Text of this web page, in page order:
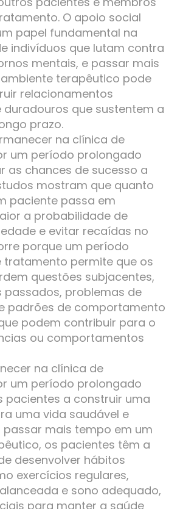
O apoio social
papel fundamental na
indivíduos que lutam contra
mentais, e passar mais
terapêutico pode
relacionamentos
duradouros que sustentem a
prazo.
na clínica de
um período prolongado
as chances de sucesso a
mostram que quanto
paciente passa em
a probabilidade de
e evitar recaídas no
porque um período
tratamento permite que os
questões subjacentes,
problemas de
padrões de comportamento
podem contribuir para o
ou comportamentos
na clínica de
um período prolongado
pacientes a construir uma
uma vida saudável e
passar mais tempo em um
os pacientes têm a
desenvolver hábitos
exercícios regulares,
e sono adequado,
para manter a saúde